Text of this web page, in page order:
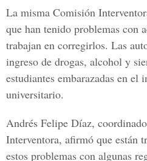
La misma Comisión
que han tenido problemas con
trabajan en corregirlos. Las
ingreso de drogas, alcohol y
estudiantes embarazadas en
universitario.
Andrés Felipe Díaz,
Interventora, afirmó que están
estos problemas con algunas